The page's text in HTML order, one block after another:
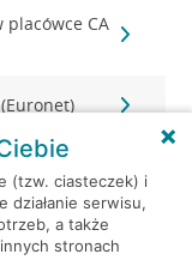
placówce CA
Cash)
(tzw. ciasteczek) i
działanie serwisu,
a także
stronach